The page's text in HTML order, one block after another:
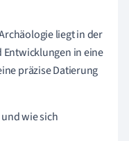
liegt in der
Entwicklungen in eine
präzise Datierung
wie sich